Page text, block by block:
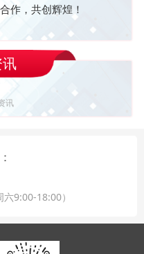
作，共创辉煌！
讯
六9:00-18:00）